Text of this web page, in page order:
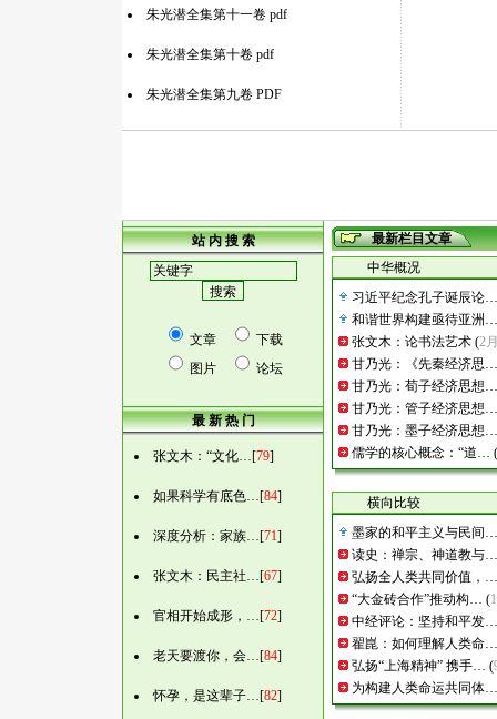
朱光潜全集第十一卷 pdf
朱光潜全集第十卷 pdf
朱光潜全集第九卷 PDF
站 内 搜 索
文章
下载
图片
论坛
最 新 热 门
张文木：“文化…[79]
如果科学有底色…[84]
深度分析：家族…[71]
张文木：民主社…[67]
官相开始成形，…[72]
老天要渡你，会…[84]
怀孕，是这辈子…[82]
最新栏目文章
中华概况
习近平纪念孔子诞辰论…
和谐世界构建亟待亚洲…
张文木：论书法艺术 (2
甘乃光：《先秦经济思…
甘乃光：荀子经济思想…
甘乃光：管子经济思想…
甘乃光：墨子经济思想…
儒学的核心概念：“道… (
横向比较
墨家的和平主义与民间…
读史：禅宗、神道教与…
弘扬全人类共同价值，…
“大金砖合作”推动构… (
中经评论：坚持和平发…
翟崑：如何理解人类命…
弘扬“上海精神” 携手… (
为构建人类命运共同体…